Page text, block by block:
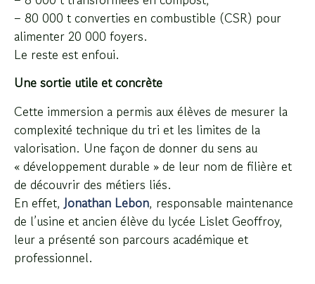
– 80 000 t converties en combustible (CSR) pour
alimenter 20 000 foyers.
Le reste est enfoui.
Une sortie utile et concrète
Cette immersion a permis aux élèves de mesurer la
complexité technique du tri et les limites de la
valorisation. Une façon de donner du sens au
« développement durable » de leur nom de filière et
de découvrir des métiers liés.
En effet, Jonathan Lebon, responsable maintenance
de l’usine et ancien élève du lycée Lislet Geoffroy,
leur a présenté son parcours académique et
professionnel.